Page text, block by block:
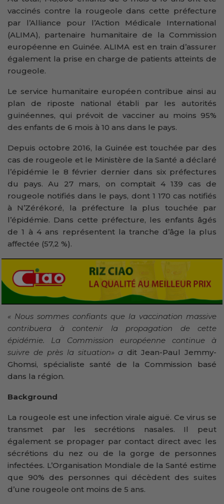
vaccinés contre la rougeole dans cette préfecture
par l’Alliance pour l’Action Médicale International
(ALIMA), partenaire humanitaire de la Commission
européenne en Guinée. ALIMA est en train d’assurer
également la prise en charge de patients atteints de
rougeole.
Le service humanitaire européen contribue ainsi au
plan de riposte national établi par les autorités
guinéennes, qui prévoit de vacciner au moins 95%
des enfants de 6 mois à 10 ans dans le pays.
Depuis octobre 2016, la Guinée est touchée par des
cas de rougeole et le Ministère de la Santé a déclaré
l’épidémie le 8 février dernier dans six préfectures
du pays.Au 27 mars, on comptait 4 139 cas de
rougeole notifiés dans le pays, dont 1 170 cas notifiés
à N’Zérékoré, la préfecture la plus touchée par
l’épidémie. Dans cette préfecture, les enfants âgés
de 1 à 4 ans représentent la tranche d’âge la plus
affectée (57,2 %).
« Nous sommes confiants que la vaccination massive
contribuera à contenir la propagation de cette
épidémie. La Commission européenne continue à
suivre de près la situation» a dit Jean-Paul Jemmy-
Ghomsi, spécialiste santé de la Commission basé
dans la région.
Background
La rougeole est une infection virale aiguë. Ce virus se
transmet par les secrétions nasales. Il peut
également se propager par contact direct avec les
sécrétions du nez ou de la gorge de personnes
infectées. L’Organisation Mondiale de la Santé estime
que 90% des personnes qui décèdent des suites
d’une rougeole ont moins de 5 ans.